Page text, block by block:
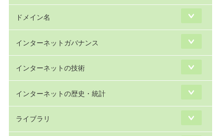
ドメイン名
インターネットガバナンス
インターネットの技術
インターネットの歴史・統計
ライブラリ